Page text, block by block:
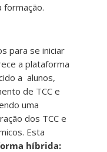
para se iniciar
a plataforma
a alunos,
de TCC e
uma
dos TCC e
Esta
híbrida: